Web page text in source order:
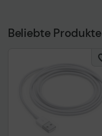
Beliebte Produkte